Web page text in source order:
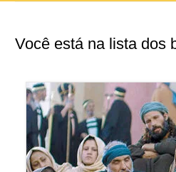
Você está na lista dos